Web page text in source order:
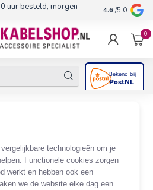
technologieën om je
Functionele cookies zorgen
werkt en hebben ook een
we de website elke dag een
uur besteld, morgen 10+jaar
4.6 /5.0
0
SORTEER OP